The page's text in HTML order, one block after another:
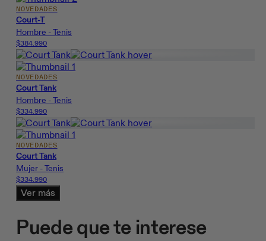
NOVEDADES
Court-T
Hombre - Tenis
$384.990
NOVEDADES
Court Tank
Hombre - Tenis
$334.990
NOVEDADES
Court Tank
Mujer - Tenis
$334.990
Ver más
Puede que te interese